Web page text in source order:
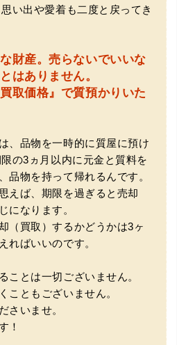
メール見積もりの時点で数千
たが、こちらのメールでの見積
用させて頂きました。 対応も丁
だけ安く買取られるのかな…?と
たが、面倒な営業トークも一切
い出や愛着も二度と戻ってき
財産。売らないでいいな
はありません。
取価格』で質預かりいた
、品物を一時的に質屋に預け
の3ヵ月以内に元金と質料を
品物を持って帰れるんです。
えば、期限を過ぎると売却
になります。
（買取）するかどうかは3ヶ
ればいいのです。
ことは一切ございません。
こともございません。
さいませ。
！